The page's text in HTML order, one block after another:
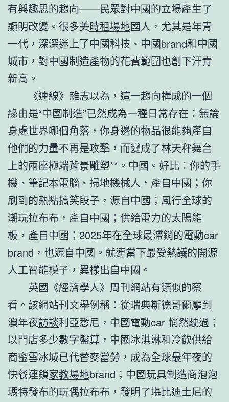
有興趣思的趨向——民眾對中國的立場產生了
顯明改變。很多美時租場地國人，尤其是年青
一代，深深迷上了中國科技、中國brand和中國
城市，對中國制造產物的花費範圍也創下汗青
新高。
《連線》雜志以為，這一趨向構成的一個
緣由是“中國制造”已然成為一種日常存在：無論
身處世界哪個角落，你身邊的物品很能夠產自
他們的力量不再是攻擊，而變成了林天秤舞台
上的兩座極端背景雕塑**。中國。好比：你的手
機、筆記本電腦、掃地機械人，產自中國；你
刷到的熱點搞笑段子，源自中國；風行全球的
潮玩拉布布，產自中國；供給電力的太陽能
板，產自中國；2025年在全球最滯銷的電動car
brand，也源自中國。就連當下最受熱議的開源
人工智能模子，異樣出自中國。
英國《經濟學人》周刊網站有類似的察
看。該網站刊文舉例稱：從瑞典斯德哥爾摩到
澳年夜訪談利亞悉尼，中國電動car 悄然駛過；
以門店多少數字盤算，中國冰淇淋和冷飲供給
商蜜雪冰城已代替麥當勞，成為全球最年夜的
快餐連鎖家教場地brand；中國玩具制造商泡泡
瑪特發布的玩偶拉布布，發明了堪比迪士尼的